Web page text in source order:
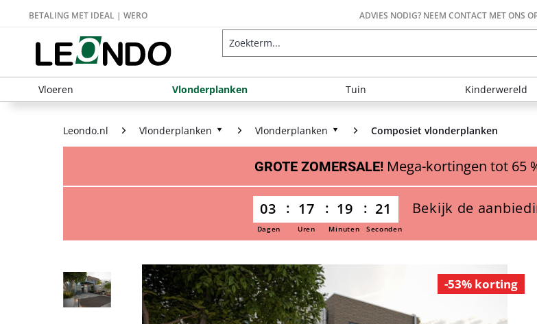
BETALING MET IDEAL | WERO ADVIES NODIG? NEEM CONTACT MET ONS
Vloeren Vlonderplanken Tuin Kinderwereld
Leondo.nl Vlonderplanken Vlonderplanken Composiet vlonderplanken
GROTE ZOMERSALE! Mega-kortingen tot 65
03 17 19 20
Dagen Uren Minuten Seconden
Bekijk de
-53% korting